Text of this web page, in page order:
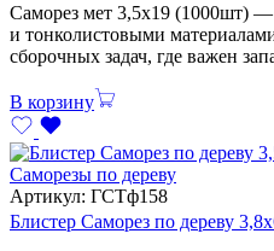
Саморез мет 3,5х19 (1000шт)
и тонколистовыми
сборочных задач, где важен
В корзину
Саморезы по дереву
Артикул: ГСТф158
Блистер Саморез по дереву